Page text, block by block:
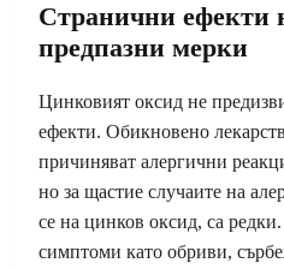
Странични ефекти
предпазни мерки
Цинковият оксид не
ефекти. Обикновено
причиняват алергични
но за щастие случаите на
се на цинков оксид, са
симптоми като обриви,